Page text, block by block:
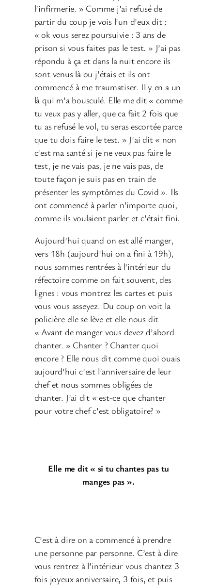
l’infirmerie. » Comme j’ai refusé de
partir du coup je vois l’un d’eux dit :
« ok vous serez poursuivie : 3 ans de
prison si vous faites pas le test. » J’ai pas
répondu à ça et dans la nuit encore ils
sont venus là ou j’étais et ils ont
commencé à me traumatiser. Il y en a un
là qui m’a bousculé. Elle me dit « comme
tu veux pas y aller, que ca fait 2 fois que
tu as refusé le vol, tu seras escortée parce
que tu dois faire le test. » J’ai dit « non
c’est ma santé si je ne veux pas faire le
test, je ne vais pas, je ne vais pas, de
toute façon je suis pas en train de
présenter les symptômes du Covid ». Ils
ont commencé à parler n’importe quoi,
comme ils voulaient parler et c’était fini.
Aujourd’hui quand on est allé manger,
vers 18h (aujourd’hui on a fini à 19h),
nous sommes rentrées à l’intérieur du
réfectoire comme on fait souvent, des
lignes : vous montrez les cartes et puis
vous vous asseyez. Du coup on voit la
policière elle se lève et elle nous dit
« Avant de manger vous devez d’abord
chanter. » Chanter ? Chanter quoi
encore ? Elle nous dit comme quoi ouais
aujourd’hui c’est l’anniversaire de leur
chef et nous sommes obligées de
chanter. J’ai dit « est-ce que chanter
pour votre chef c’est obligatoire? »
Elle me dit « si tu chantes pas tu
manges pas ».
C’est à dire on a commencé à prendre
une personne par personne. C’est à dire
vous rentrez à l’intérieur vous chantez 3
fois joyeux anniversaire, 3 fois, et puis